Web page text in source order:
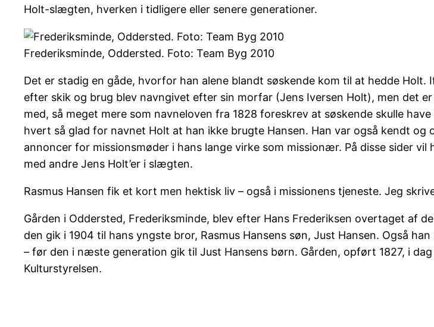
Holt-slægten, hverken i tidligere eller senere generationer.
Frederiksminde, Oddersted. Foto: Team Byg 2010
Det er stadig en gåde, hvorfor han alene blandt søskende kom til at hedde
efter skik og brug blev navngivet efter sin morfar (Jens Iversen Holt), men det
med, så meget mere som navneloven fra 1828 foreskrev at søskende skulle
hvert så glad for navnet Holt at han ikke brugte Hansen. Han var også kendt
annoncer for missionsmøder i hans lange virke som missionær. På disse sider
med andre Jens Holt’er i slægten.
Rasmus Hansen fik et kort men hektisk liv – også i missionens tjeneste. Jeg
Gården i Oddersted, Frederiksminde, blev efter Hans Frederiksen overtaget af
den gik i 1904 til hans yngste bror, Rasmus Hansens søn, Just Hansen. Også
– før den i næste generation gik til Just Hansens børn. Gården, opført 1827, i
Kulturstyrelsen.